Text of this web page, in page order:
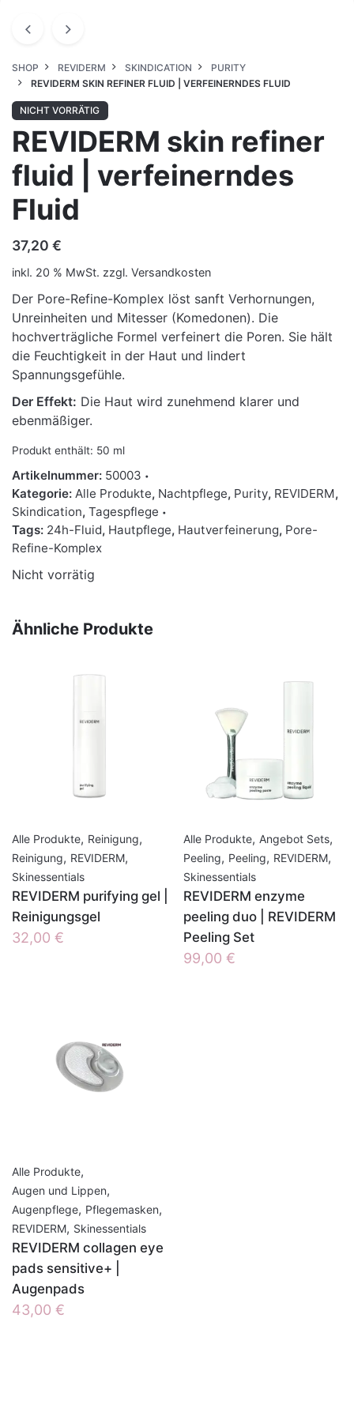
SHOP REVIDERM SKINDICATION
PURITY
REVIDERM SKIN REFINER FLUID | VERFEINERNDES FLUID
NICHT VORRÄTIG
REVIDERM skin refiner
fluid | verfeinerndes
Fluid
37,20 €
inkl. 20 % MwSt. zzgl. Versandkosten
Der Pore-Refine-Komplex löst sanft Verhornungen,
Unreinheiten und Mitesser (Komedonen). Die
hochverträgliche Formel verfeinert die Poren. Sie hält
die Feuchtigkeit in der Haut und lindert
Spannungsgefühle.
Der Effekt: Die Haut wird zunehmend klarer und
ebenmäßiger.
Produkt enthält: 50 ml
Artikelnummer: 50003
Kategorie: Alle Produkte, Nachtpflege, Purity, REVIDERM,
Skindication, Tagespflege
Tags: 24h-Fluid, Hautpflege, Hautverfeinerung, Pore-
Refine-Komplex
Nicht vorrätig
Ähnliche Produkte
Alle Produkte, Reinigung,
Reinigung, REVIDERM,
Skinessentials
REVIDERM purifying gel |
Reinigungsgel
32,00 €
Alle Produkte, Angebot Sets,
Peeling, Peeling, REVIDERM,
Skinessentials
REVIDERM enzyme
peeling duo | REVIDERM
Peeling Set
99,00 €
Alle Produkte,
Augen und Lippen,
Augenpflege, Pflegemasken,
REVIDERM, Skinessentials
REVIDERM collagen eye
pads sensitive+ |
Augenpads
43,00 €